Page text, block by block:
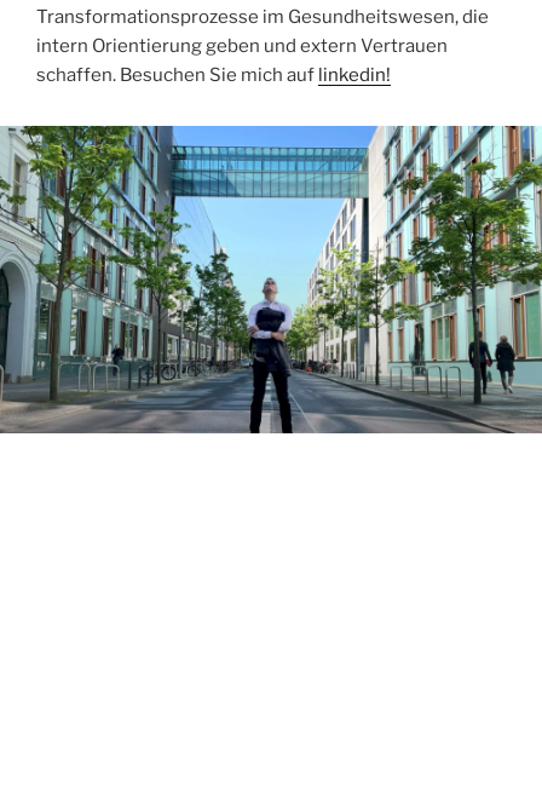
Transformationsprozesse im Gesundheitswesen, die
intern Orientierung geben und extern Vertrauen
schaffen. Besuchen Sie mich auf linkedin!